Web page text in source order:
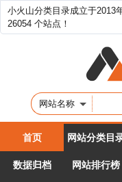
小火山分类目录成立于2013
26054 个站点！
网站名称
首页 网站分类目
数据归档 网站排行榜